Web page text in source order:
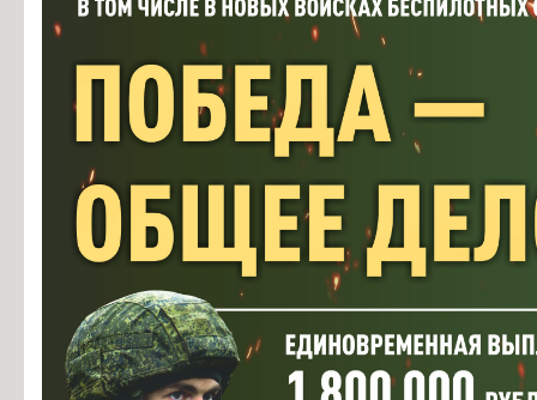
Информация об общежитиях
Заочное отделение
О порядке участия в ЕГЭ
Трудоустройство
Информация о закреплении за каждой группой отдельного
Памятки по безопасности